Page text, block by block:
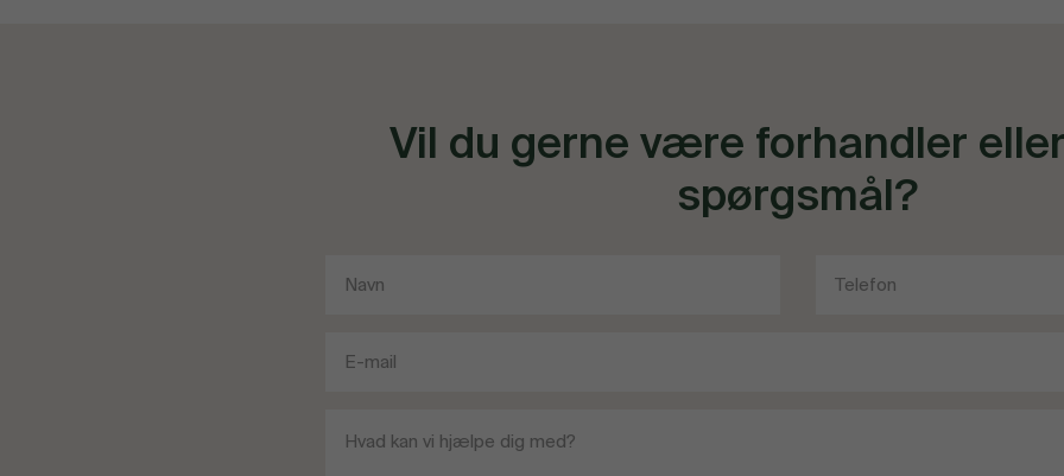
Vil du gerne være forhandler
spørgsmål?